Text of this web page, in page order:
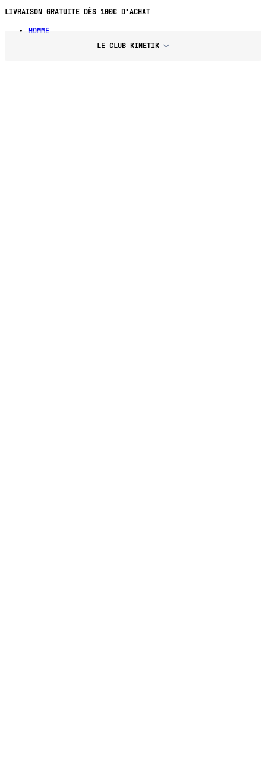
LIVRAISON GRATUITE DÈS 100€ D'ACHAT
HOMME
LE CLUB KINETIK